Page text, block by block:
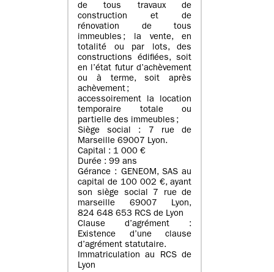
de tous travaux de
construction et de
rénovation de tous
immeubles ; la vente, en
totalité ou par lots, des
constructions édifiées, soit
en l’état futur d’achèvement
ou à terme, soit après
achèvement ;
accessoirement la location
temporaire totale ou
partielle des immeubles ;
Siège social : 7 rue de
Marseille 69007 Lyon.
Capital : 1 000 €
Durée : 99 ans
Gérance : GENEOM, SAS au
capital de 100 002 €, ayant
son siège social 7 rue de
marseille 69007 Lyon,
824 648 653 RCS de Lyon
Clause d’agrément :
Existence d’une clause
d’agrément statutaire.
Immatriculation au RCS de
Lyon